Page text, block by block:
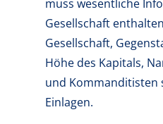
muss wesentliche
Gesellschaft
Gesellschaft,
Höhe des Kapitals,
und Kommanditisten
Einlagen.